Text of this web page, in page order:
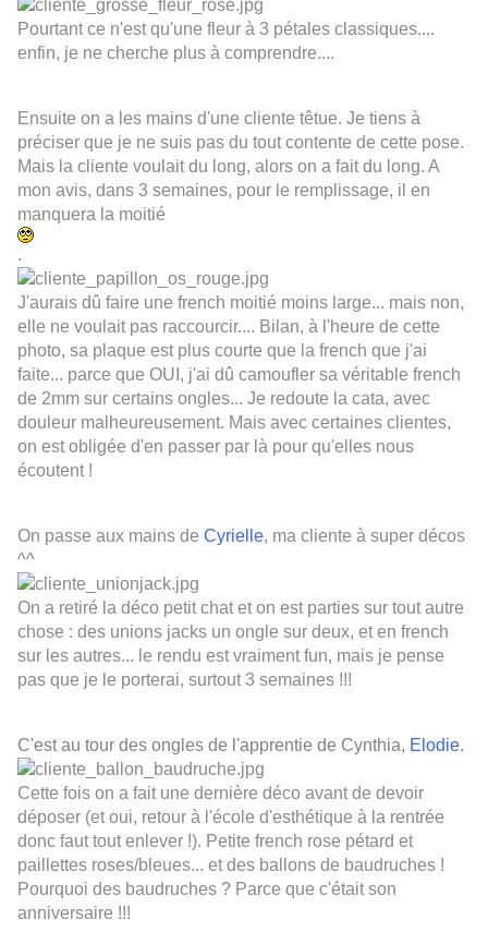
Pourtant ce n'est qu'une fleur à 3 pétales classiques....
enfin, je ne cherche plus à comprendre....
Ensuite on a les mains d'une cliente têtue. Je tiens à
préciser que je ne suis pas du tout contente de cette pose.
Mais la cliente voulait du long, alors on a fait du long. A
mon avis, dans 3 semaines, pour le remplissage, il en
manquera la moitié
.
J'aurais dû faire une french moitié moins large... mais non,
elle ne voulait pas raccourcir.... Bilan, à l'heure de cette
photo, sa plaque est plus courte que la french que j'ai
faite... parce que OUI, j'ai dû camoufler sa véritable french
de 2mm sur certains ongles... Je redoute la cata, avec
douleur malheureusement. Mais avec certaines clientes,
on est obligée d'en passer par là pour qu'elles nous
écoutent !
On passe aux mains de Cyrielle, ma cliente à super décos
^^
On a retiré la déco petit chat et on est parties sur tout autre
chose : des unions jacks un ongle sur deux, et en french
sur les autres... le rendu est vraiment fun, mais je pense
pas que je le porterai, surtout 3 semaines !!!
C'est au tour des ongles de l'apprentie de Cynthia, Elodie.
Cette fois on a fait une dernière déco avant de devoir
déposer (et oui, retour à l'école d'esthétique à la rentrée
donc faut tout enlever !). Petite french rose pétard et
paillettes roses/bleues... et des ballons de baudruches !
Pourquoi des baudruches ? Parce que c'était son
anniversaire !!!